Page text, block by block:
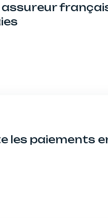
assureur
les paiements